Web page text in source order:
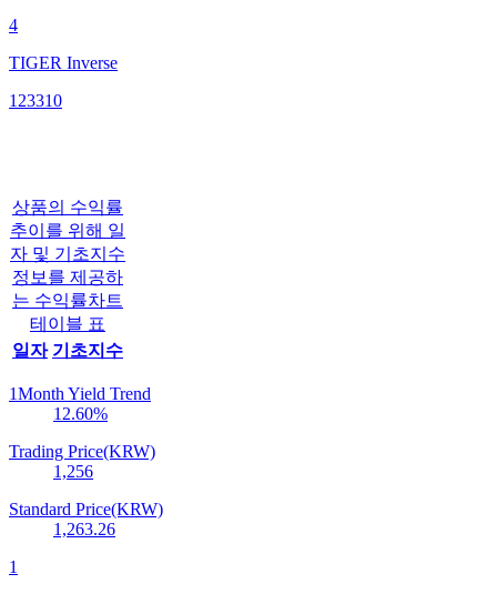
4
TIGER Inverse
123310
상품의 수익률
추이를 위해 일
자 및 기초지수
정보를 제공하
는 수익률차트
테이블 표
일자 기초지수
1Month Yield Trend
12.60%
Trading Price(KRW)
1,256
Standard Price(KRW)
1,263.26
1